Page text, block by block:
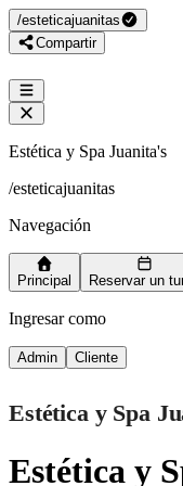
/esteticajuanitas
Compartir
Estética y Spa Juanita's
/esteticajuanitas
Navegación
Principal Reservar un
Ingresar como
Admin Cliente
Estética y Spa
Estética y